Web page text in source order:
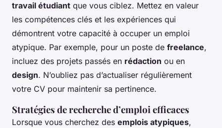
travail étudiant que vous ciblez. Mettez en valeur
les compétences clés et les expériences qui
démontrent votre capacité à occuper un emploi
atypique. Par exemple, pour un poste de freelance,
incluez des projets passés en rédaction ou en
design. N’oubliez pas d’actualiser régulièrement
votre CV pour maintenir sa pertinence.
Stratégies de recherche d’emploi efficaces
Lorsque vous cherchez des emplois atypiques,